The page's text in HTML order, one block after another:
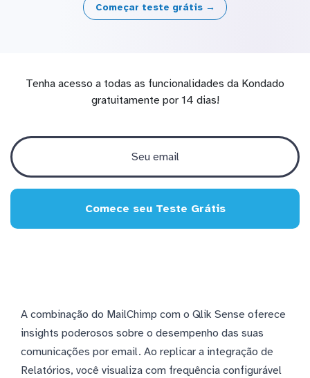
Começar teste grátis →
Tenha acesso a todas as funcionalidades da Kondado
gratuitamente por 14 dias!
Comece seu Teste Grátis
A combinação do MailChimp com o Qlik Sense oferece
insights poderosos sobre o desempenho das suas
comunicações por email. Ao replicar a integração de
Relatórios, você visualiza com frequência configurável